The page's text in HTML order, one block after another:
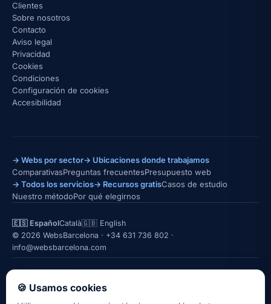
Clientes
Sobre nosotros
Contacto
Aviso legal
Privacidad
Cookies
Condiciones
Configuración de cookies
Accesibilidad
→ Webs por sector→ Ubicaciones donde trabajamos
ComparativasPreguntas frecuentesPresupuesto web
→ Todos los servicios→ Recursos gratisCasos de estudio
Nuestro métodoPor qué elegirnos
🇪🇸 EspañolCatalà🇬🇧 English
© 2026 WebsBarcelona · +34 631 736 802 ·
info@websbarcelona.com
★★★★★5,0 · 26 reseñas en GoogleLinkedInInstagram
Quién está detrás →
🍪 Usamos cookies